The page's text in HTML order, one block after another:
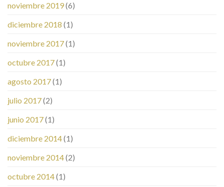
noviembre 2019(6)
diciembre 2018 (1)
noviembre 2017(1)
octubre 2017(1)
agosto 2017(1)
julio 2017(2)
junio 2017(1)
diciembre 2014(1)
noviembre 2014(2)
octubre 2014(1)